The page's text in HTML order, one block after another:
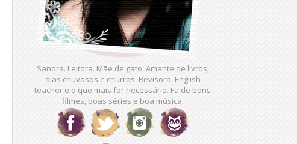
Sandra. Leitora. Mãe de gato. Amante de livros,
dias chuvosos e churros. Revisora, English
teacher e o que mais for necessário. Fã de bons
filmes, boas séries e boa música.